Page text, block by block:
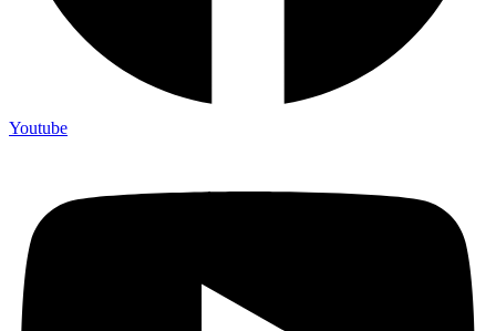
Youtube